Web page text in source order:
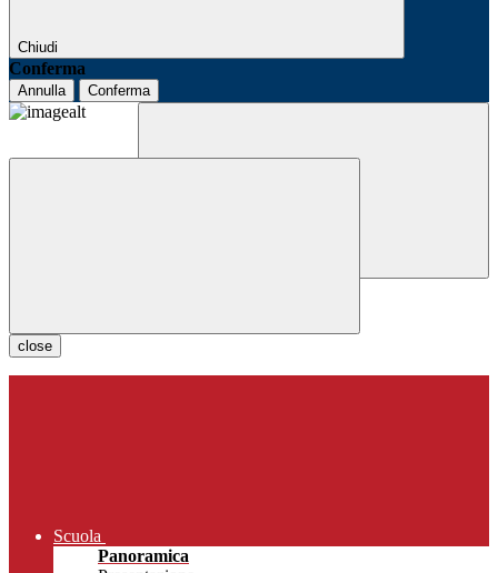
Chiudi
Conferma
Annulla Conferma
close
Scuola
Panoramica